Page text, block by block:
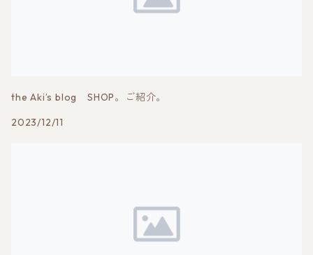
the Aki’s blog SHOP。ご紹介。
2023/12/11